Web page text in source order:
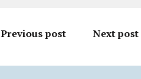
Previous post Next post